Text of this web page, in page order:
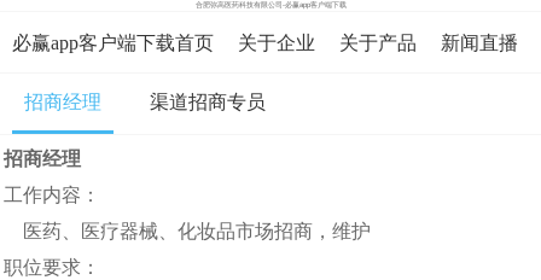
合肥弥高医药科技有限公司-必赢app客户端下载
必赢app客户端下载首页 关于企业 关于产品 新闻直播
在线咨询 资料下载 在线留言
必赢app客户端下载的人才招聘
招商经理 渠道招商专员
招商经理
工作内容：
医药、医疗器械、化妆品市场招商，维护
职位要求：